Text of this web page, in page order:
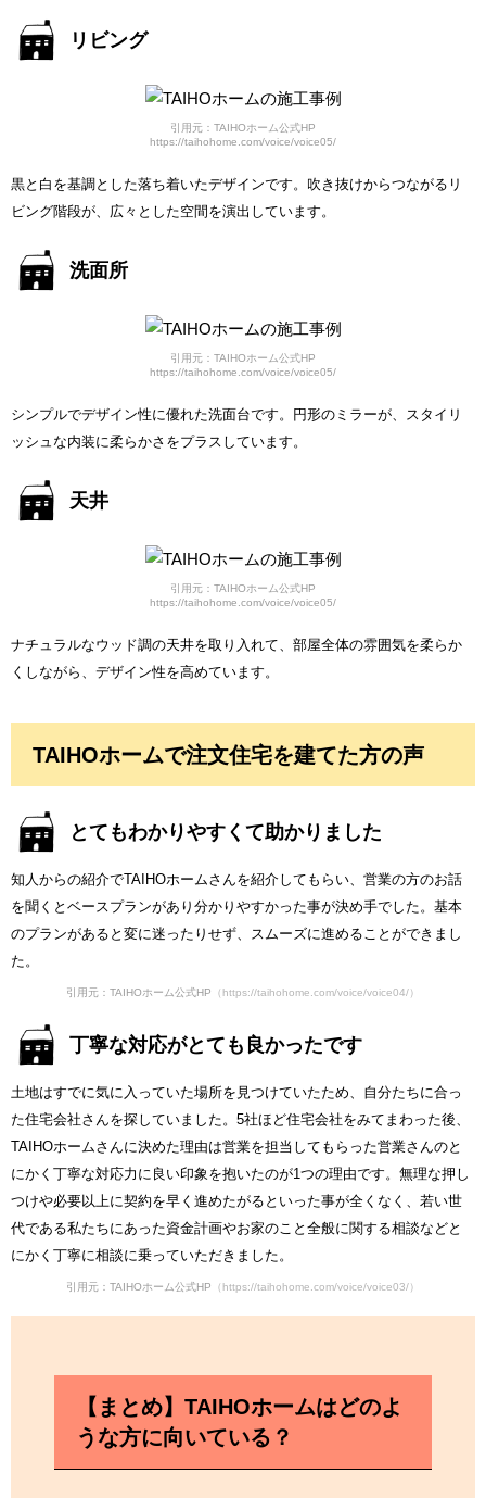
リビング
引用元：TAIHOホーム公式HP
https://taihohome.com/voice/voice05/
黒と白を基調とした落ち着いたデザインです。吹き抜けからつながるリ
ビング階段が、広々とした空間を演出しています。
洗面所
引用元：TAIHOホーム公式HP
https://taihohome.com/voice/voice05/
シンプルでデザイン性に優れた洗面台です。円形のミラーが、スタイリ
ッシュな内装に柔らかさをプラスしています。
天井
引用元：TAIHOホーム公式HP
https://taihohome.com/voice/voice05/
ナチュラルなウッド調の天井を取り入れて、部屋全体の雰囲気を柔らか
くしながら、デザイン性を高めています。
TAIHOホームで注文住宅を建てた方の声
とてもわかりやすくて助かりました
知人からの紹介でTAIHOホームさんを紹介してもらい、営業の方のお話
を聞くとベースプランがあり分かりやすかった事が決め手でした。基本
のプランがあると変に迷ったりせず、スムーズに進めることができまし
た。
引用元：TAIHOホーム公式HP （https://taihohome.com/voice/voice04/）
丁寧な対応がとても良かったです
土地はすでに気に入っていた場所を見つけていたため、自分たちに合っ
た住宅会社さんを探していました。5社ほど住宅会社をみてまわった後、
TAIHOホームさんに決めた理由は営業を担当してもらった営業さんのと
にかく丁寧な対応力に良い印象を抱いたのが1つの理由です。無理な押し
つけや必要以上に契約を早く進めたがるといった事が全くなく、若い世
代である私たちにあった資金計画やお家のこと全般に関する相談などと
にかく丁寧に相談に乗っていただきました。
引用元：TAIHOホーム公式HP （https://taihohome.com/voice/voice03/）
【まとめ】TAIHOホームはどのよ
うな方に向いている？